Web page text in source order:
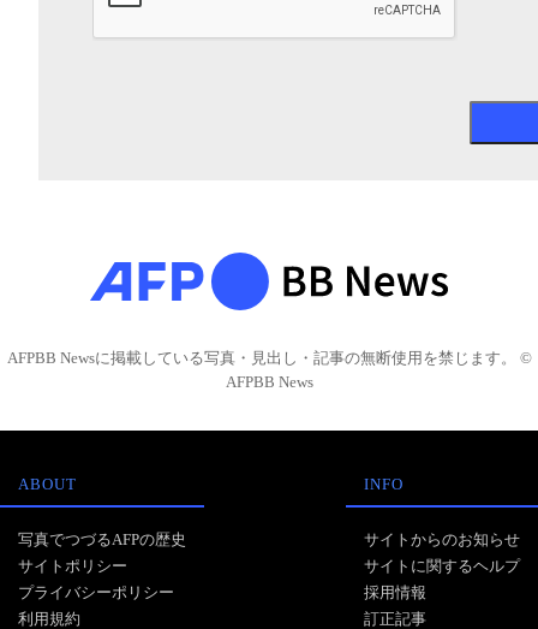
AFPBB Newsに掲載している写真・見出し・記事の無断使用を禁じます。 ©
AFPBB News
ABOUT
写真でつづるAFPの歴史
サイトポリシー
プライバシーポリシー
利用規約
INFO
サイトからのお知らせ
サイトに関するヘルプ
採用情報
訂正記事